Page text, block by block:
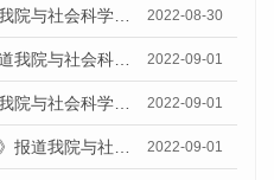
8月29日《花城新闻》报道我院与社会科学文献出版社联合发布《广州蓝皮书：广州社会发展报告(2022)》的媒体文章 2022-08-30
8月30日《中国发展网》报道我院与社会科学文献出版社联合发布《广州蓝皮书：广州社会发展报告（2022）》的媒体采访 2022-09-01
8月29日《信息时报》报道我院与社会科学文献出版社联合发布《广州蓝皮书：广州社会发展报告(2022)》的媒体文章 2022-09-01
8月31日《中国社会科学网》报道我院与社会科学文献出版社联合发布《广州蓝皮书：广州社会发展报告（2022）》的媒体采访 2022-09-01